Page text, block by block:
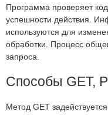
Программа проверяет
успешности действия.
используются для
обработки. Процесс
запроса.
Способы GET,
Метод GET